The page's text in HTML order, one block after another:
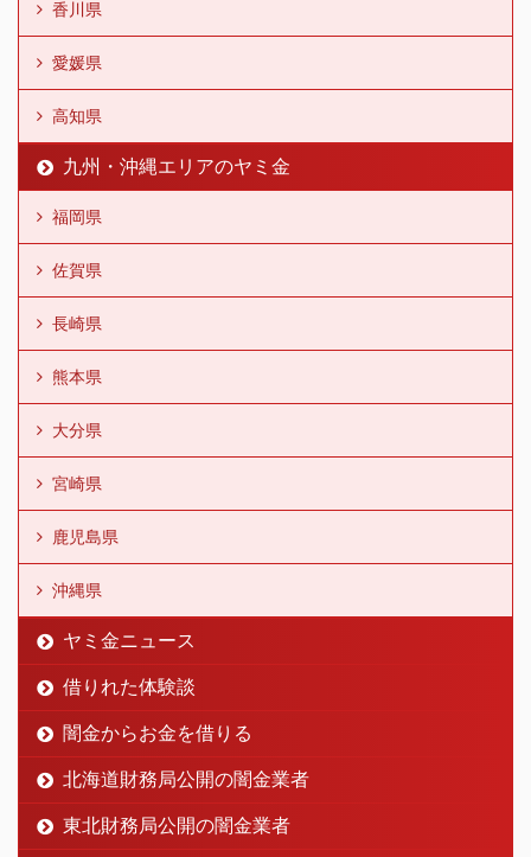
香川県
愛媛県
高知県
九州・沖縄エリアのヤミ金
福岡県
佐賀県
長崎県
熊本県
大分県
宮崎県
鹿児島県
沖縄県
ヤミ金ニュース
借りれた体験談
闇金からお金を借りる
北海道財務局公開の闇金業者
東北財務局公開の闇金業者